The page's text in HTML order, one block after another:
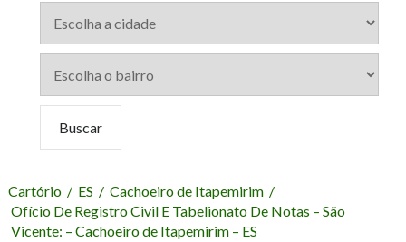
Cartório / ES / Cachoeiro de Itapemirim /
Ofício De Registro Civil E Tabelionato De Notas – São
Vicente: – Cachoeiro de Itapemirim – ES